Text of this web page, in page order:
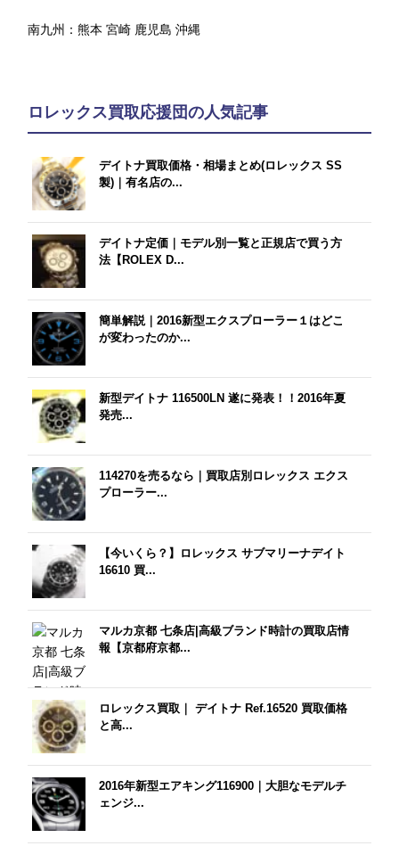
南九州：熊本 宮崎 鹿児島 沖縄
ロレックス買取応援団の人気記事
デイトナ買取価格・相場まとめ(ロレックス SS
製)｜有名店の...
デイトナ定価｜モデル別一覧と正規店で買う方
法【ROLEX D...
簡単解説｜2016新型エクスプローラー１はどこ
が変わったのか...
新型デイトナ 116500LN 遂に発表！！2016年夏
発売...
114270を売るなら｜買取店別ロレックス エクス
プローラー...
【今いくら？】ロレックス サブマリーナデイト
16610 買...
マルカ京都 七条店|高級ブランド時計の買取店情
報【京都府京都...
ロレックス買取｜ デイトナ Ref.16520 買取価格
と高...
2016年新型エアキング116900｜大胆なモデルチ
ェンジ...